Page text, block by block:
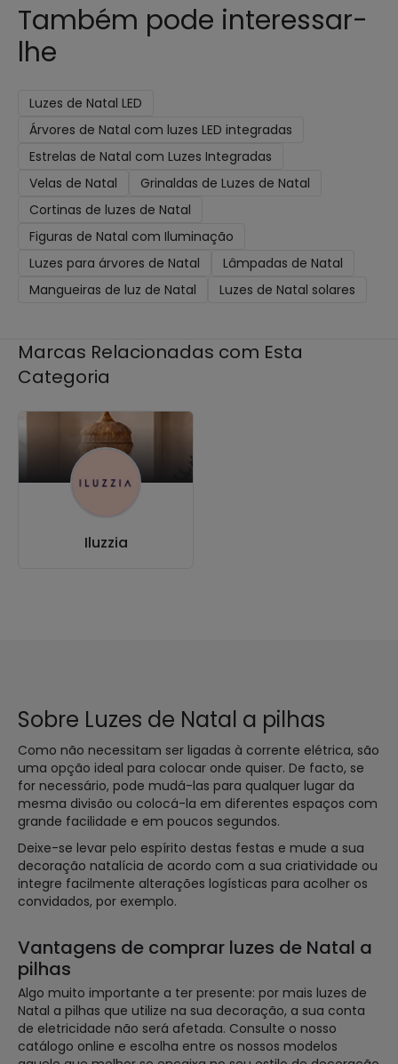
Também pode interessar-
lhe
Luzes de Natal LED
Árvores de Natal com luzes LED integradas
Estrelas de Natal com Luzes Integradas
Velas de Natal
Grinaldas de Luzes de Natal
Cortinas de luzes de Natal
Figuras de Natal com Iluminação
Luzes para árvores de Natal
Lâmpadas de Natal
Mangueiras de luz de Natal
Luzes de Natal solares
Marcas Relacionadas com Esta
Categoria
Iluzzia
Sobre Luzes de Natal a pilhas
Como não necessitam ser ligadas à corrente elétrica, são
uma opção ideal para colocar onde quiser. De facto, se
for necessário, pode mudá-las para qualquer lugar da
mesma divisão ou colocá-la em diferentes espaços com
grande facilidade e em poucos segundos.
Deixe-se levar pelo espírito destas festas e mude a sua
decoração natalícia de acordo com a sua criatividade ou
integre facilmente alterações logísticas para acolher os
convidados, por exemplo.
Vantagens de comprar luzes de Natal a
pilhas
Algo muito importante a ter presente: por mais luzes de
Natal a pilhas que utilize na sua decoração, a sua conta
de eletricidade não será afetada. Consulte o nosso
catálogo online e escolha entre os nossos modelos